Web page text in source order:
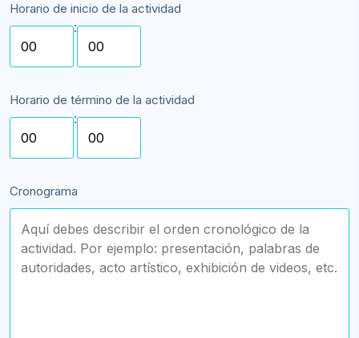
Horario de inicio de la actividad
:
Horario de término de la actividad
:
Cronograma